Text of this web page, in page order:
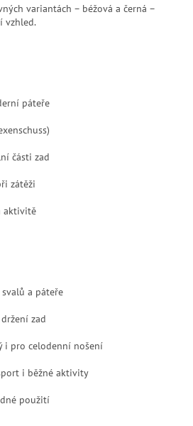
variantách – béžová a černá –
vzhled.
páteře
části zad
zátěži
aktivitě
a páteře
zad
i pro celodenní nošení
i běžné aktivity
použití